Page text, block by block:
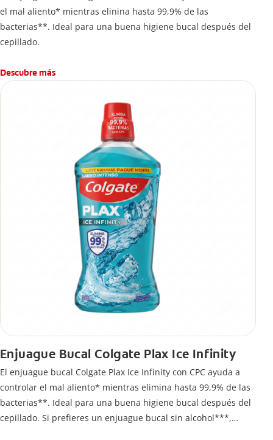
el mal aliento* mientras elinina hasta 99,9% de las
bacterias**. Ideal para una buena higiene bucal después del
cepillado.
Descubre más
Enjuague Bucal Colgate Plax Ice Infinity
El enjuague bucal Colgate Plax Ice Infinity con CPC ayuda a
controlar el mal aliento* mientras elimina hasta 99,9% de las
bacterias**. Ideal para una buena higiene bucal después del
cepillado. Si prefieres un enjuague bucal sin alcohol***,